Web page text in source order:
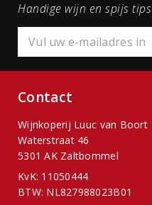
Handige wijn en spijs tips
Contact
Wijnkoperij Luuc van Boort
Waterstraat 46
5301 AK Zaltbommel
KvK: 11050444
BTW: NL827988023B01